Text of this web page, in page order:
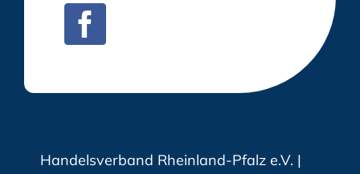
Handelsverband Rheinland-Pfalz e.V. |